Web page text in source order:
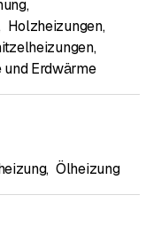
,
Holzheizungen,
,
Erdwärme
, Ölheizung